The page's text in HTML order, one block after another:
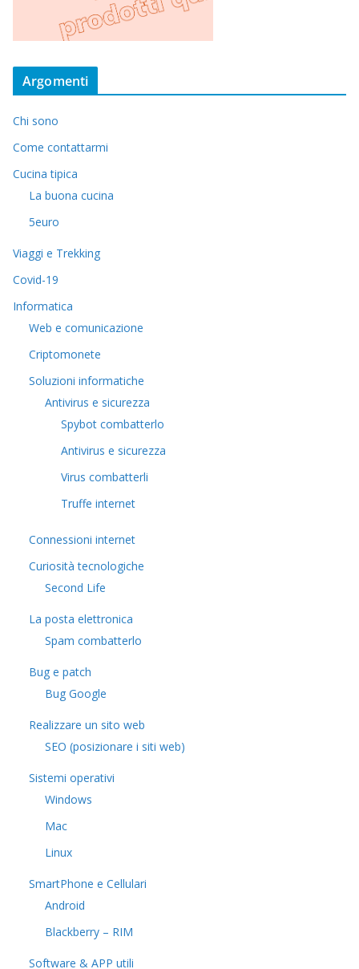
Argomenti
Chi sono
Come contattarmi
Cucina tipica
La buona cucina
5euro
Viaggi e Trekking
Covid-19
Informatica
Web e comunicazione
Criptomonete
Soluzioni informatiche
Antivirus e sicurezza
Spybot combatterlo
Antivirus e sicurezza
Virus combatterli
Truffe internet
Connessioni internet
Curiosità tecnologiche
​Second Life
La posta elettronica
Spam combatterlo
Bug e patch
Bug Google
Realizzare un sito web
SEO (posizionare i siti web)
Sistemi operativi
Windows
Mac
Linux
SmartPhone e Cellulari
Android
Blackberry – RIM
Software & APP utili